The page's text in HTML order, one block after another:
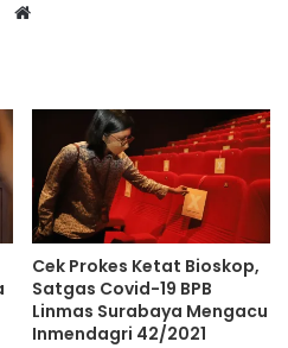
Website
Cek Prokes Ketat Bioskop,
Satgas Covid-19 BPB
Linmas Surabaya Mengacu
Inmendagri 42/2021